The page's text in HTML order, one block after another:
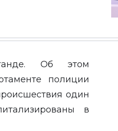
Об этом
полиции
один
в